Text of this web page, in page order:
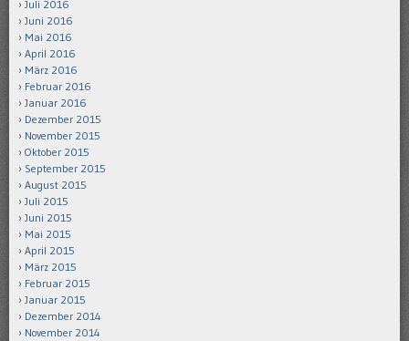
Juli 2016
Juni 2016
Mai 2016
April 2016
März 2016
Februar 2016
Januar 2016
Dezember 2015
November 2015
Oktober 2015
September 2015
August 2015
Juli 2015
Juni 2015
Mai 2015
April 2015
März 2015
Februar 2015
Januar 2015
Dezember 2014
November 2014